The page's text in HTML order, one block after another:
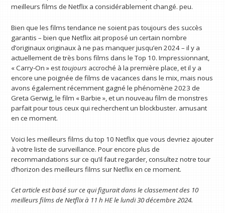
meilleurs films de Netflix a considérablement changé. peu.
Bien que les films tendance ne soient pas toujours des succès
garantis – bien que Netflix ait proposé un certain nombre
d’originaux originaux à ne pas manquer jusqu’en 2024 – il y a
actuellement de très bons films dans le Top 10. Impressionnant,
« Carry-On » esttoujours accroché à la première place, et il y a
encore une poignée de films de vacances dans le mix, mais nous
avons également récemment gagné le phénomène 2023 de
Greta Gerwig, le film « Barbie », et un nouveau film de monstres
parfait pour tous ceux qui recherchent un blockbuster. amusant
en ce moment.
Voici les meilleurs films du top 10 Netflix que vous devriez ajouter
à votre liste de surveillance. Pour encore plus de
recommandations sur ce qu’il faut regarder, consultez notre tour
d’horizon des meilleurs films sur Netflix en ce moment.
Cet article est basé sur ce qui figurait dans le classement des 10
meilleurs films de Netflix à 11 h HE le lundi 30 décembre 2024.